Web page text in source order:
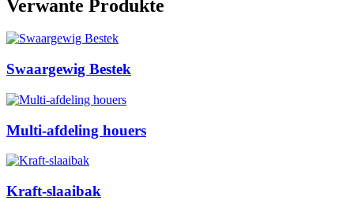
Verwante Produkte
Swaargewig Bestek
Multi-afdeling houers
Kraft-slaaibak